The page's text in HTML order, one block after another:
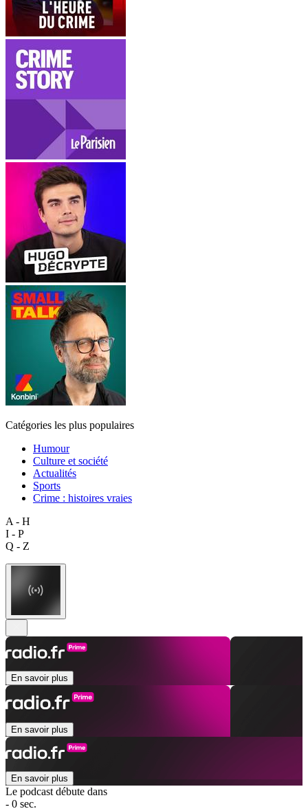
Catégories les plus populaires
Humour
Culture et société
Actualités
Sports
Crime : histoires vraies
A - H
I - P
Q - Z
En savoir plus
En savoir plus
En savoir plus
Le podcast débute dans
- 0 sec.